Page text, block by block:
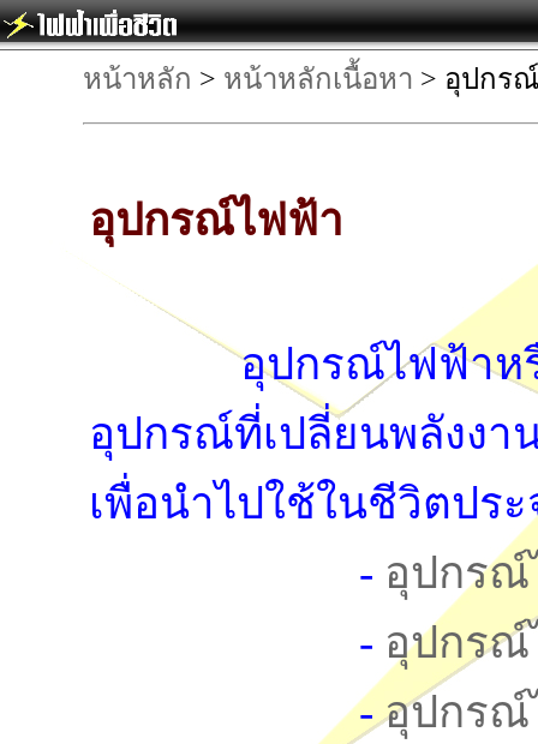
หน้าหลัก > หน้าหลักเนื้อหา > อุปกร
อุปกรณ์ไฟฟ้า
อุปกรณ์ไฟฟ้าห
อุปกรณ์ที่เปลี่ยนพลังงา
เพื่อนำไปใช้ในชีวิตปร
- อุปกรณ์
- อุปกรณ์
-อุปกรณ์